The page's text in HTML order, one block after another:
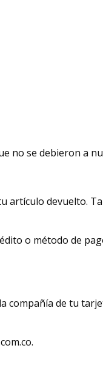
no se debieron a
artículo devuelto.
o método de
compañía de tu